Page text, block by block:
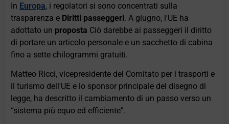
In Europa, i regolatori si sono concentrati sulla
trasparenza e Diritti passeggeri. A giugno, l'UE ha
adottato un proposta Ciò darebbe ai passeggeri il diritto
di portare un articolo personale e un sacchetto di cabina
fino a sette chilogrammi gratuiti.
Matteo Ricci, vicepresidente del Comitato per i trasporti e
il turismo dell'UE e lo sponsor principale del disegno di
legge, ha descritto il cambiamento di un passo verso un
“sistema più equo ed efficiente”.